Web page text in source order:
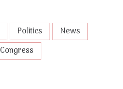
Politics
News
Congress